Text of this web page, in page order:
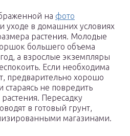
на фото
уходе в домашних условиях
растения. Молодые
большего объема
а взрослые экземпляры
Если необходима
предварительно хорошо
не повредить
Пересадку
в готовый грунт,
магазинами.